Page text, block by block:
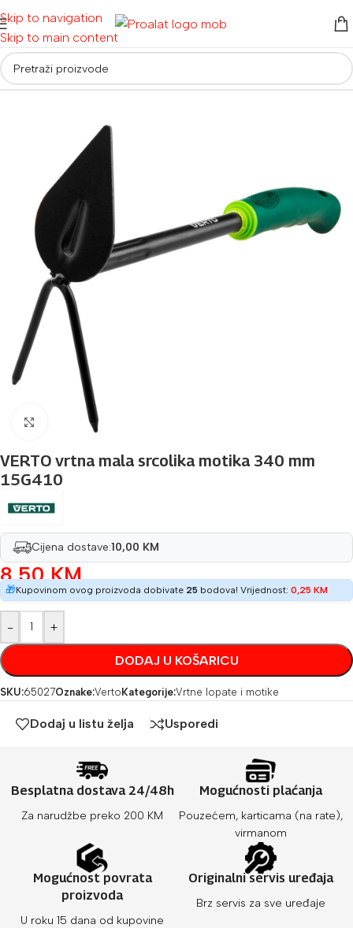
Skip to navigation
Skip to main content
Početna/ Alati za vrt i dom
Povećaj sliku
VERTO vrtna mala srcolika motika 340 mm
15G410
Cijena dostave:10,00 KM
8,50KM
🎁Kupovinom ovog proizvoda dobivate 25 bodova! Vrijednost: 0,25 KM
- +
DODAJ U KOŠARICU
SKU:65027Oznake:Verto Kategorije:Vrtne lopate i motike
Dodaj u listu želja Usporedi
Besplatna dostava 24/48h
Za narudžbe preko 200 KM
Mogućnosti plaćanja
Pouzećem, karticama (na rate),
virmanom
Mogućnost povrata
proizvoda
U roku 15 dana od kupovine
Originalni servis uređaja
Brz servis za sve uređaje